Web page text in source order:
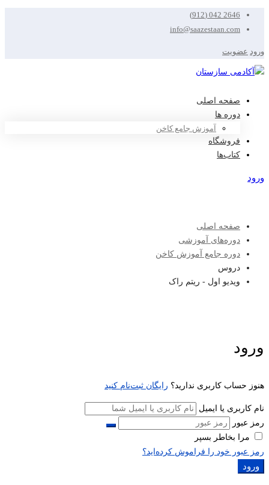
2646 042 (912)
info@saazestaan.com
ورود عضویت
صفحه اصلی
دوره ها
آموزش جامع کاخن
فروشگاه
کتاب‌ها
ورود
صفحه اصلی
دوره‌های آموزشی
دوره جامع آموزش کاخن
دروس
ویدیو اول - ریتم راک
ورود
هنوز حساب کاربری ندارید؟ رایگان ثبت‌نام کنید
نام کاربری یا ایمیل
رمز عبور
مرا بخاطر بسپر
رمز عبور خود را فراموش کرده‌اید؟
ورود